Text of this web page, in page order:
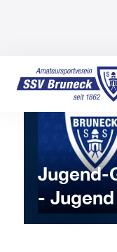
Jugend-
- Jugend